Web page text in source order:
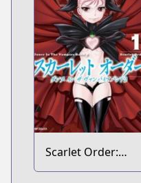
Scarlet Order:
Dance in the